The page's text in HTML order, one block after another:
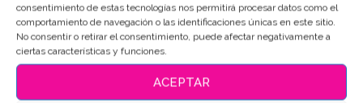
consentimiento de estas tecnologías nos permitirá procesar datos como el
comportamiento de navegación o las identificaciones únicas en este sitio.
No consentir o retirar el consentimiento, puede afectar negativamente a
ciertas características y funciones.
ACEPTAR
Puedes consultar los ingredientes